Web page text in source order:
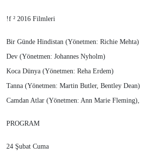
!f ² 2016 Filmleri
Bir Günde Hindistan (Yönetmen: Richie Mehta)
Dev (Yönetmen: Johannes Nyholm)
Koca Dünya (Yönetmen: Reha Erdem)
Tanna (Yönetmen: Martin Butler, Bentley Dean)
Camdan Atlar (Yönetmen: Ann Marie Fleming),
PROGRAM
24 Şubat Cuma